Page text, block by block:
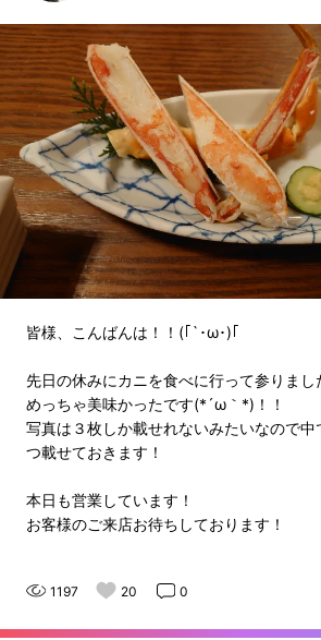
皆様、こんばんは！！(｢`･ω･)｢
先日の休みにカニを食べに行って参りま
めっちゃ美味かったです(*´ω｀*)！！
写真は３枚しか載せれないみたいなので
つ載せておきます！
本日も営業しています！
お客様のご来店お待ちしております！
1197 20 0